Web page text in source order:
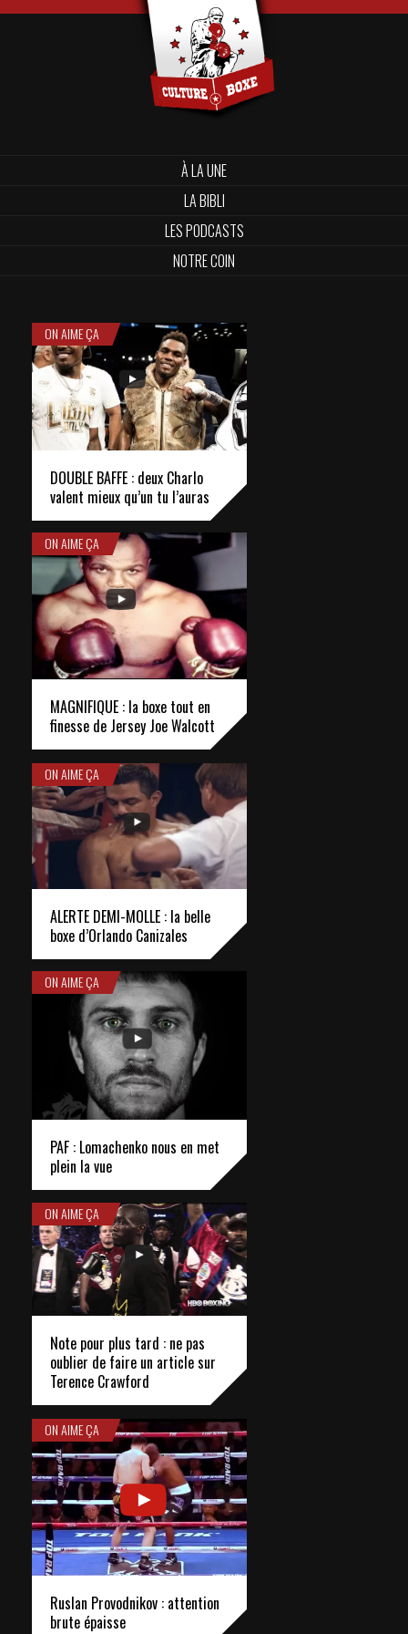
À LA UNE
LA BIBLI
LES PODCASTS
NOTRE COIN
ON AIME ÇA
DOUBLE BAFFE : deux Charlo
valent mieux qu’un tu l’auras
ON AIME ÇA
MAGNIFIQUE : la boxe tout en
finesse de Jersey Joe Walcott
ON AIME ÇA
ALERTE DEMI-MOLLE : la belle
boxe d’Orlando Canizales
ON AIME ÇA
PAF : Lomachenko nous en met
plein la vue
ON AIME ÇA
Note pour plus tard : ne pas
oublier de faire un article sur
Terence Crawford
ON AIME ÇA
Ruslan Provodnikov : attention
brute épaisse